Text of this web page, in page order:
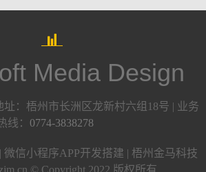
Media Design
：梧州市长洲区龙新村六组18号 | 业务
线： 0774-3838278
| 微信小程序APP开发搭建 | 梧州金马科技
© Copyright 2022 版权所有.